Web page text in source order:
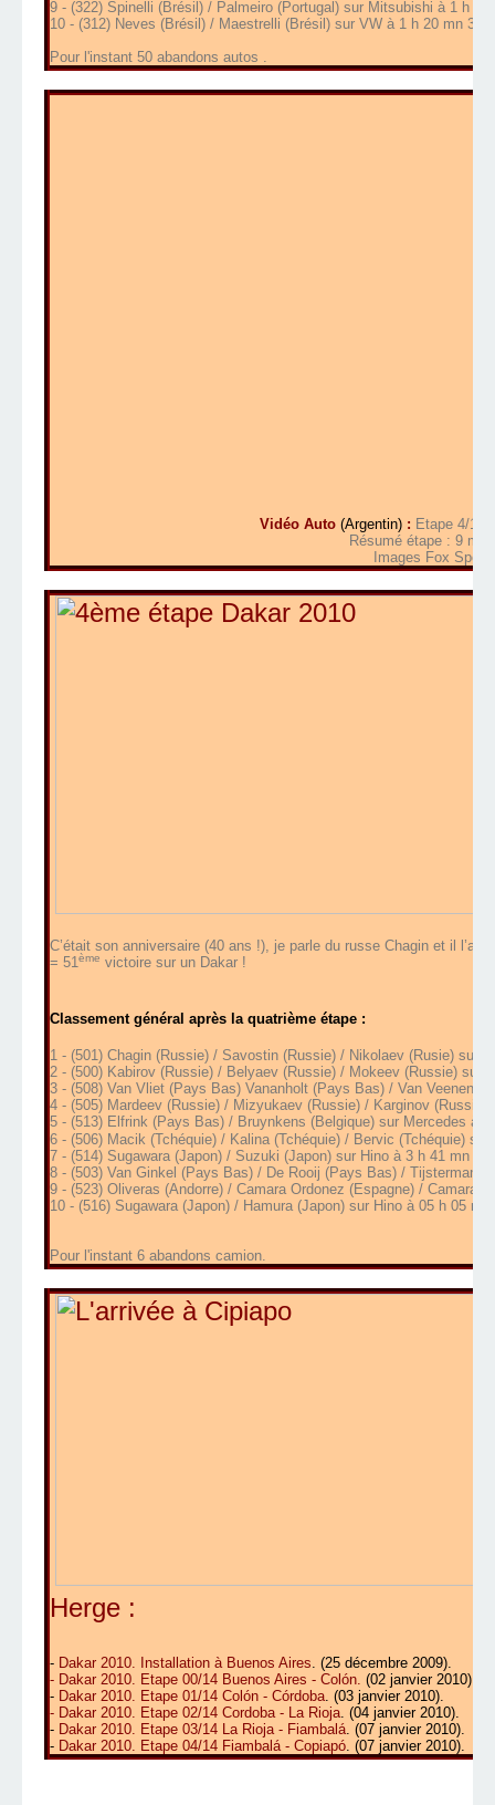
9 - (322) Spinelli (Brésil) / Palmeiro (Portugal) sur Mitsubishi à 1 h 16
10 - (312) Neves (Brésil) / Maestrelli (Brésil) sur VW à 1 h 20 mn 35
Pour l'instant 50 abandons autos .
Vidéo Auto (Argentin) : Etape 4/14
Résumé étape : 9 mn
Images Fox
C’était son anniversaire (40 ans !), je parle du russe Chagin et il l’a
= 51ème victoire sur un Dakar !
Classement général après la quatrième étape :
1 - (501) Chagin (Russie) / Savostin (Russie) / Nikolaev (Rusie) sur
2 - (500) Kabirov (Russie) / Belyaev (Russie) / Mokeev (Russie) sur
3 - (508) Van Vliet (Pays Bas) Vananholt (Pays Bas) / Van
4 - (505) Mardeev (Russie) / Mizyukaev (Russie) / Karginov
5 - (513) Elfrink (Pays Bas) / Bruynkens (Belgique) sur Mercedes à
6 - (506) Macik (Tchéquie) / Kalina (Tchéquie) / Bervic (Tchéquie)
7 - (514) Sugawara (Japon) / Suzuki (Japon) sur Hino à 3 h 41 mn 13
8 - (503) Van Ginkel (Pays Bas) / De Rooij (Pays Bas) / Tijsterman
9 - (523) Oliveras (Andorre) / Camara Ordonez (Espagne) / Camara
10 - (516) Sugawara (Japon) / Hamura (Japon) sur Hino à 05 h 05
Pour l'instant 6 abandons camion.
Herge :
- Dakar 2010. Installation à Buenos Aires. (25 décembre 2009).
- Dakar 2010. Etape 00/14 Buenos Aires - Colón. (02 janvier 2010).
- Dakar 2010. Etape 01/14 Colón - Córdoba. (03 janvier 2010).
- Dakar 2010. Etape 02/14 Cordoba - La Rioja. (04 janvier 2010).
- Dakar 2010. Etape 03/14 La Rioja - Fiambalá. (07 janvier 2010).
- Dakar 2010. Etape 04/14 Fiambalá - Copiapó. (07 janvier 2010).